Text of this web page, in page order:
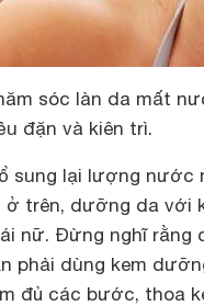
sóc làn da mất
đặn và kiên trì.
sung lại lượng nước
ở trên, dưỡng da với
nữ. Đừng nghĩ rằng
phải dùng kem
đủ các bước, thoa